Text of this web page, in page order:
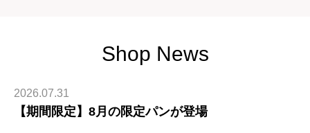
Shop News
2026.07.31
【期間限定】8月の限定パンが登場